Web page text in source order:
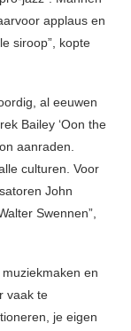
applaus en
siroop”, kopte
al eeuwen
Bailey ‘Oon the
aanraden.
culturen. Voor
John
Swennen”,
en
vaak te
je eigen